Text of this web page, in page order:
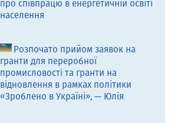
про співпрацю в енергетичній освіті
населення
Розпочато прийом заявок на
гранти для переробної
промисловості та гранти на
відновлення в рамках політики
«Зроблено в Україні», — Юлія